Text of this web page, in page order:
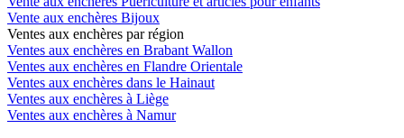
Vente aux enchères Bijoux
Ventes aux enchères par région
Ventes aux enchères en Brabant Wallon
Ventes aux enchères en Flandre Orientale
Ventes aux enchères dans le Hainaut
Ventes aux enchères à Liège
Ventes aux enchères à Namur